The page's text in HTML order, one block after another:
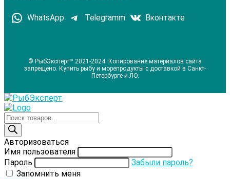
WhatsApp Telegramm Вконтакте
© РыбЭксперт™ 2021-2024. Копирование материалов сайта
запрещено. Купить рыбу и морепродукты с доставкой в Санкт-
Петербурге и ЛО.
Поиск
товаров
Авторизоваться
Имя пользователя
Пароль
Забыли пароль?
Запомнить меня